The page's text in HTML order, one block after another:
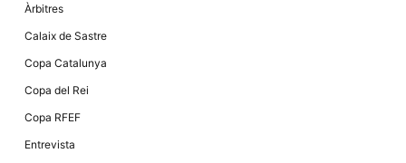
Àrbitres
Calaix de Sastre
Copa Catalunya
Copa del Rei
Copa RFEF
Entrevista